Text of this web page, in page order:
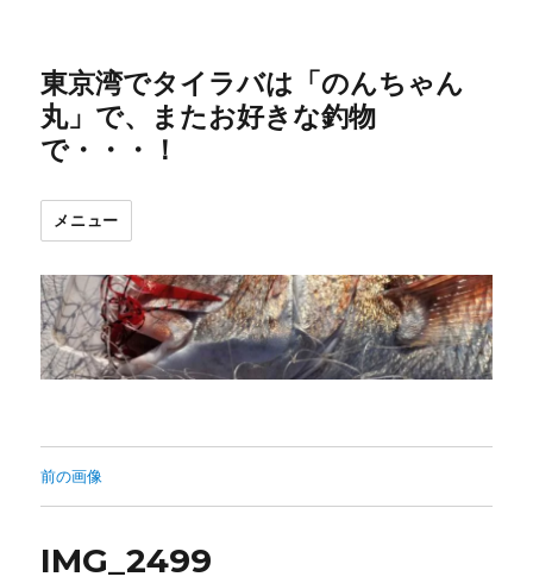
東京湾でタイラバは「のんちゃん
丸」で、またお好きな釣物
で・・・！
メニュー
前の画像
IMG_2499